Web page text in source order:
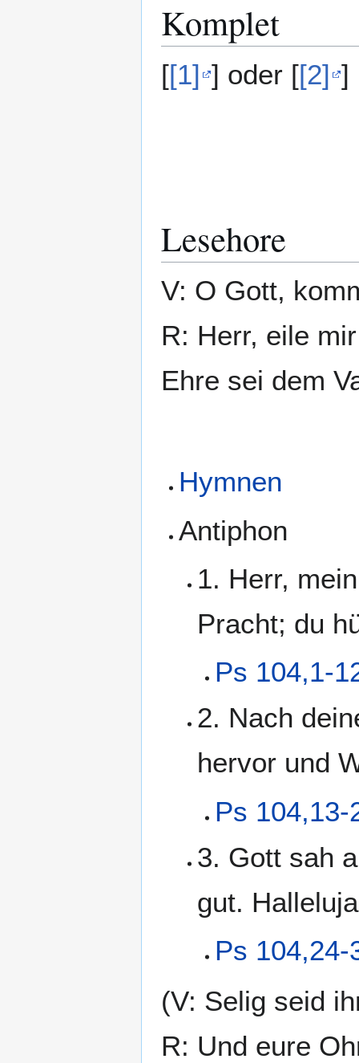
Komplet
[[1] ] oder [[2] ]
Lesehore
V: O Gott,
R: Herr, eile
Ehre sei dem
Hymnen
Antiphon
1. Herr,
Pracht; du
Ps 104,1-
2. Nach
hervor und
Ps 104,13-
3. Gott sah
gut.
Ps 104,24-
(V: Selig seid
R: Und eure